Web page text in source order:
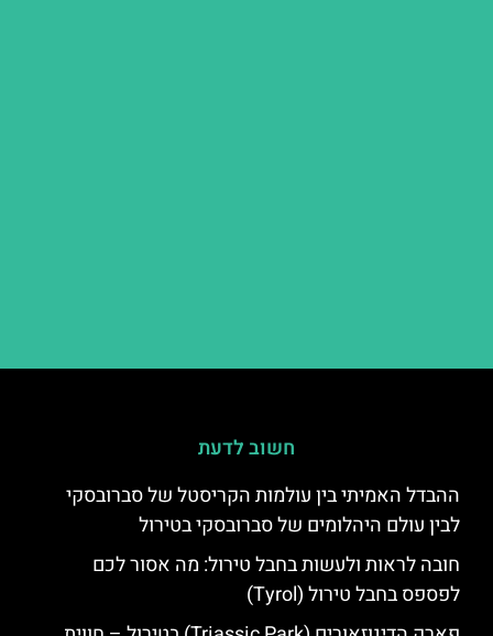
חשוב לדעת
ההבדל האמיתי בין עולמות הקריסטל של סברובסקי
לבין עולם היהלומים של סברובסקי בטירול
חובה לראות ולעשות בחבל טירול: מה אסור לכם
לפספס בחבל טירול (Tyrol)